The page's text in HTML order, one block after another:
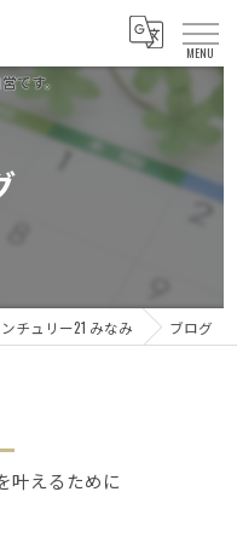
チュリー21 みなみ ブログ
叶えるために